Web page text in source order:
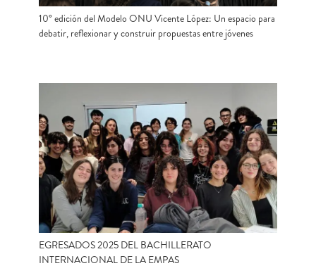
10° edición del Modelo ONU Vicente López: Un espacio para
debatir, reflexionar y construir propuestas entre jóvenes
EGRESADOS 2025 DEL BACHILLERATO
INTERNACIONAL DE LA EMPAS